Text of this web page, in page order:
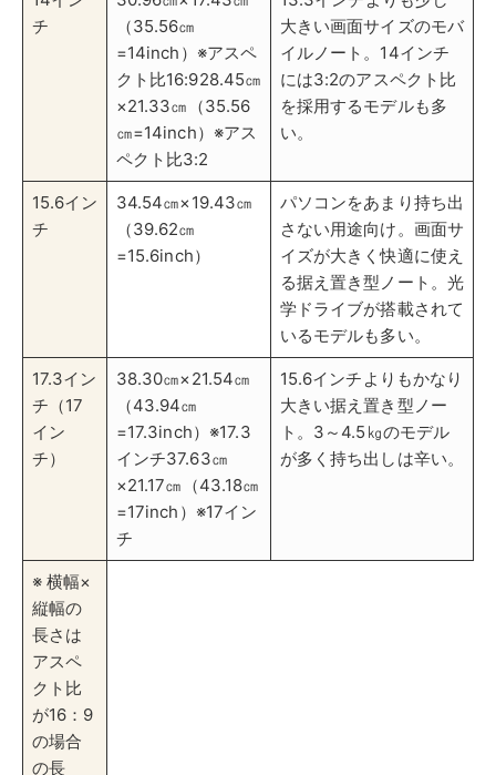
いるモデルも多い。
38.30㎝×21.54㎝
（43.94㎝
=17.3inch）※17.3
インチ37.63㎝
×21.17㎝（43.18㎝
=17inch）※17イン
チ
15.6インチよりもかなり
大きい据え置き型ノー
ト。3～4.5㎏のモデル
が多く持ち出しは辛い。
クト比
が16：9
の場合
の長
さ。